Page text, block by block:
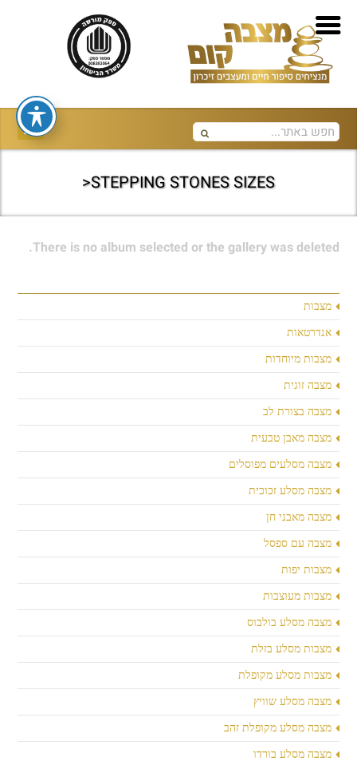
STEPPING STONES SIZES<
מצבות
אנדרטאות
מצבות מיוחדות
מצבה זוגית
מצבה בצורת לב
מצבה מאבן טבעית
מצבה מסלעים מפוסלים
מצבה מסלע זכוכית
מצבה מאבני חן
מצבה עם ספסל
מצבות יפות
מצבות מעוצבות
מצבה מסלע בולבוס
מצבות מסלע בזלת
מצבות מסלע מקופלת
מצבה מסלע שוויץ
מצבה מסלע מקופלת זהב
מצבה מסלע בורדו
There is no album selected or the gallery was deleted.